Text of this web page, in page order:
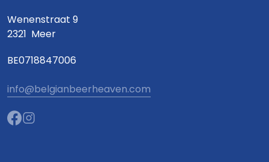
Wenenstraat 9
2321 Meer
BE0718847006
info@belgianbeerheaven.com